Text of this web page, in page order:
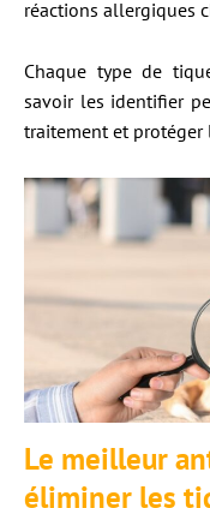
réactions allergiques
Chaque type de
savoir les identifier
traitement et protéger
Le meilleur
éliminer les